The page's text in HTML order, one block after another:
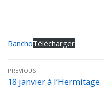
RanchoTélécharger
Navigation
de
PREVIOUS
Previous
18 janvier à l’Hermitage